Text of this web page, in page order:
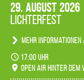
29. August 2026
Lichterfest
Mehr Informationen
Becherlichter,
verwandeln den
Märchenwald, der
17:00 Uhr
Open Air hinter